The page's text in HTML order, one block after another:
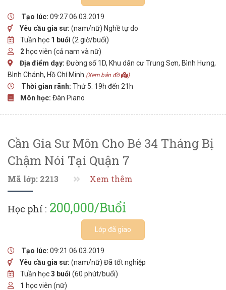
Tạo lúc: 09:27 06.03.2019
Yêu cầu gia sư: (nam/nữ) Nghề tự do
Tuần học 1 buổi (2 giờ/buổi)
2học viên (cả nam và nữ)
Địa điểm dạy: Đường số 1D, Khu dân cư Trung Sơn, Bình Hưng,
Bình Chánh, Hồ Chí Minh (Xem bản đồ )
Thời gian rãnh: Thứ 5: 19h đến 21h
Môn học: Đàn Piano
Cần Gia Sư Môn Cho Bé 34 Tháng Bị
Chậm Nói Tại Quận 7
Mã lớp: 2213 Xem thêm
Học phí : 200,000/Buổi
Lớp đã giao
Tạo lúc: 09:21 06.03.2019
Yêu cầu gia sư: (nam/nữ) Đã tốt nghiệp
Tuần học3 buổi (60 phút/buổi)
1 học viên (nữ)